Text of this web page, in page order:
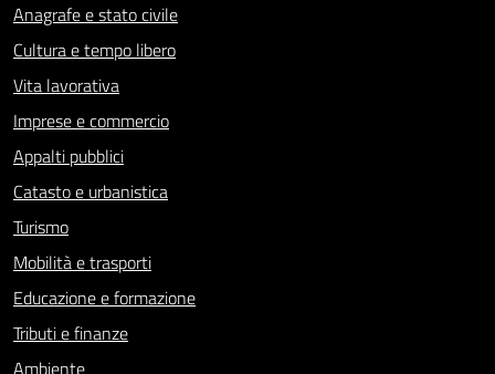
Anagrafe e stato civile
Cultura e tempo libero
Vita lavorativa
Imprese e commercio
Appalti pubblici
Catasto e urbanistica
Turismo
Mobilità e trasporti
Educazione e formazione
Tributi e finanze
Ambiente